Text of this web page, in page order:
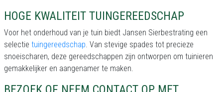
HOGE KWALITEIT TUINGEREEDSCHAP
Voor het onderhoud van je tuin biedt Jansen Sierbestrating een
selectie tuingereedschap. Van stevige spades tot precieze
snoeischaren, deze gereedschappen zijn ontworpen om tuinieren
gemakkelijker en aangenamer te maken.